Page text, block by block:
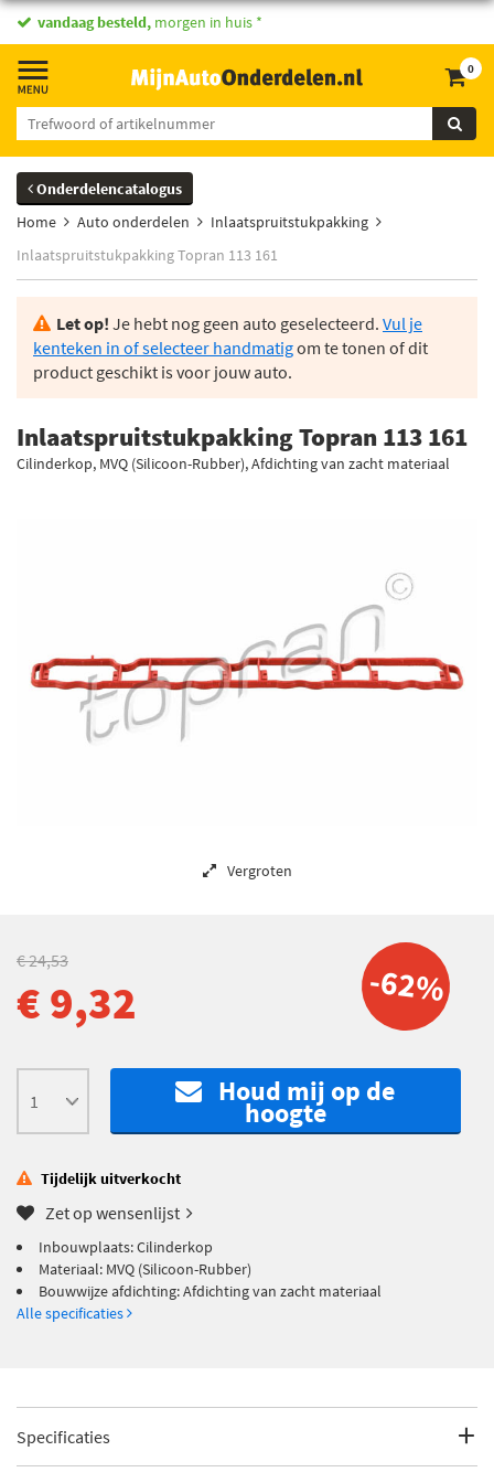
vandaag besteld, morgen in huis *
0
Onderdelencatalogus
Home
Auto onderdelen
Inlaatspruitstukpakking
Inlaatspruitstukpakking Topran 113 161
Let op! Je hebt nog geen auto geselecteerd. Vul je
kenteken in of selecteer handmatigom te tonen of dit
product geschikt is voor jouw auto.
Inlaatspruitstukpakking Topran 113 161
Cilinderkop, MVQ (Silicoon-Rubber), Afdichting van zacht materiaal
Vergroten
-62%
€ 24,53
€ 9,32
Houd mij op de
hoogte
Tijdelijk uitverkocht
Zet op wensenlijst
Inbouwplaats: Cilinderkop
Materiaal: MVQ (Silicoon-Rubber)
Bouwwijze afdichting: Afdichting van zacht materiaal
Alle specificaties
Specificaties